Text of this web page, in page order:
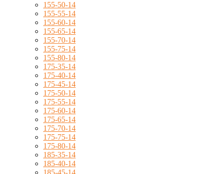
155-50-14
155-55-14
155-60-14
155-65-14
155-70-14
155-75-14
155-80-14
175-35-14
175-40-14
175-45-14
175-50-14
175-55-14
175-60-14
175-65-14
175-70-14
175-75-14
175-80-14
185-35-14
185-40-14